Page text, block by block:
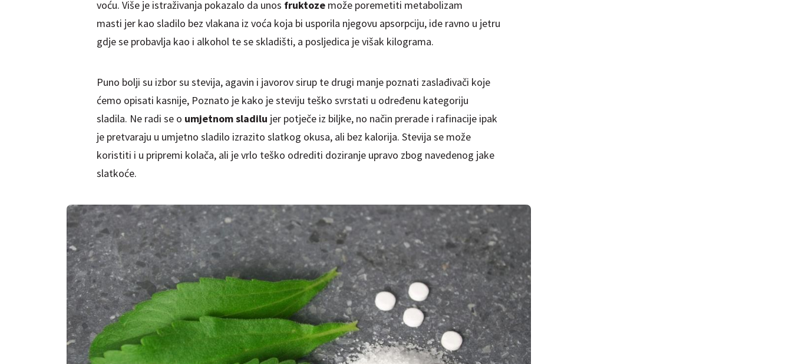
voću. Više je istraživanja pokazalo da unos fruktozemože poremetiti metabolizam
masti jer kao sladilo bez vlakana iz voća koja bi usporila njegovu apsorpciju, ide ravno u jetru
gdje se probavlja kao i alkohol te se skladišti, a posljedica je višak kilograma.
Puno bolji su izbor su stevija, agavin i javorov sirup te drugi manje poznati zaslađivači koje
ćemo opisati kasnije, Poznato je kako je steviju teško svrstati u određenu kategoriju
sladila. Ne radi se o umjetnom sladilu jer potječe iz biljke, no način prerade i rafinacije ipak
je pretvaraju u umjetno sladilo izrazito slatkog okusa, ali bez kalorija. Stevija se može
koristiti i u pripremi kolača, ali je vrlo teško odrediti doziranje upravo zbog navedenog jake
slatkoće.